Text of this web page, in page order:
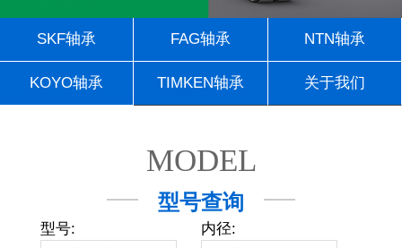
SKF轴承 FAG轴承 NTN轴承
KOYO轴承 TIMKEN轴承 关于我们
MODEL
型号查询
型号: 内径: